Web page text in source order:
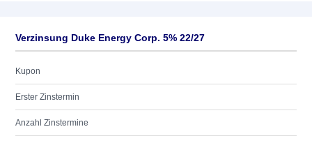
Verzinsung Duke Energy Corp. 5% 22/27
Kupon
Erster Zinstermin
Anzahl Zinstermine